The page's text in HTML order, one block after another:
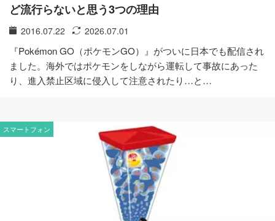
ど流行らないと思う3つの理由
2016.07.22 2026.07.01
『Pokémon GO（ポケモンGO）』がついに日本でも配信され
ました。海外ではポケモンをしながら運転して事故にあった
り、進入禁止区域に侵入して注意されたり…と…
スマートフォン